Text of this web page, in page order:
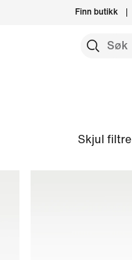
Finn butikk
Skjul filtre